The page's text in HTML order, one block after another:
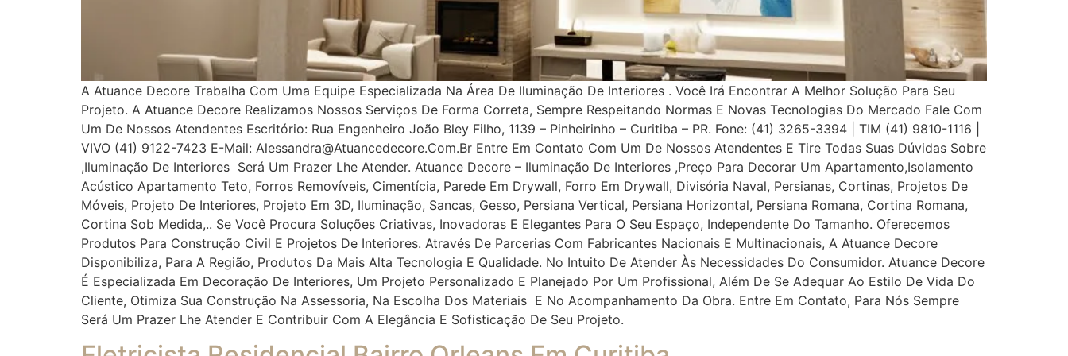
A Atuance Decore Trabalha Com Uma Equipe Especializada Na Área De Iluminação De Interiores . Você Irá Encontrar A Melhor Solução Para Seu
Projeto. A Atuance Decore Realizamos Nossos Serviços De Forma Correta, Sempre Respeitando Normas E Novas Tecnologias Do Mercado Fale Com
Um De Nossos Atendentes Escritório: Rua Engenheiro João Bley Filho, 1139 – Pinheirinho – Curitiba – PR. Fone: (41) 3265-3394 | TIM (41) 9810-1116 |
VIVO (41) 9122-7423 E-Mail: Alessandra@atuancedecore.com.br Entre Em Contato Com Um De Nossos Atendentes E Tire Todas Suas Dúvidas Sobre
,iluminação De Interiores Será Um Prazer Lhe Atender. Atuance Decore – Iluminação De Interiores ,Preço Para Decorar Um Apartamento,Isolamento
Acústico Apartamento Teto, Forros Removíveis, Cimentícia, Parede Em Drywall, Forro Em Drywall, Divisória Naval, Persianas, Cortinas, Projetos De
Móveis, Projeto De Interiores, Projeto Em 3D, Iluminação, Sancas, Gesso, Persiana Vertical, Persiana Horizontal, Persiana Romana, Cortina Romana,
Cortina Sob Medida,.. Se Você Procura Soluções Criativas, Inovadoras E Elegantes Para O Seu Espaço, Independente Do Tamanho. Oferecemos
Produtos Para Construção Civil E Projetos De Interiores. Através De Parcerias Com Fabricantes Nacionais E Multinacionais, A Atuance Decore
Disponibiliza, Para A Região, Produtos Da Mais Alta Tecnologia E Qualidade. No Intuito De Atender Às Necessidades Do Consumidor. Atuance Decore
É Especializada Em Decoração De Interiores, Um Projeto Personalizado E Planejado Por Um Profissional, Além De Se Adequar Ao Estilo De Vida Do
Cliente, Otimiza Sua Construção Na Assessoria, Na Escolha Dos Materiais E No Acompanhamento Da Obra. Entre Em Contato, Para Nós Sempre
Será Um Prazer Lhe Atender E Contribuir Com A Elegância E Sofisticação De Seu Projeto.